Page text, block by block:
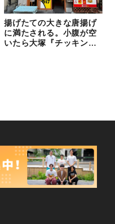
揚げたての大きな唐揚げ
に満たされる。小腹が空
いたら大塚『チッキンラ